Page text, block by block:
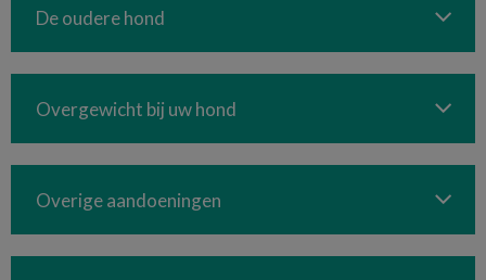
De oudere hond
Overgewicht bij uw hond
Overige aandoeningen